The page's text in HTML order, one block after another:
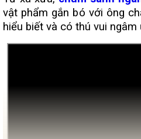
vật phẩm gắn bó với ông
hiểu biết và có thú vui ngâm